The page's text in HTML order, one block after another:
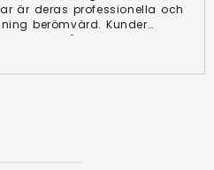
är deras professionella och
berömvärd. Kunder
hållbarhet och